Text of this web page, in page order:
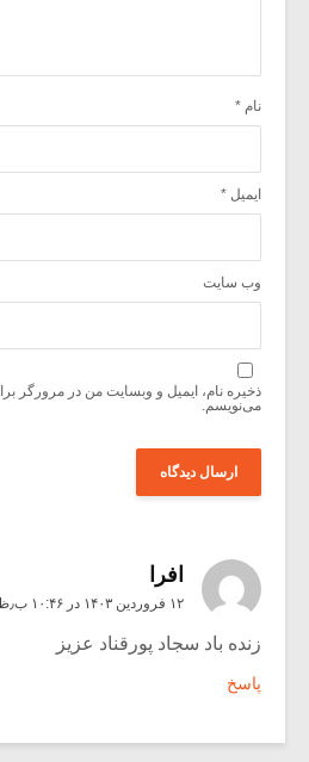
نام *
ایمیل *
وب‌ سایت
ذخیره نام، ایمیل و وبسایت من در مرورگر
می‌نویسم.
افرا
۱۲ فروردین ۱۴۰۳ در ۱۰:۴۶ ب٫ظ
زنده باد سجاد پورقناد عزیز
پاسخ